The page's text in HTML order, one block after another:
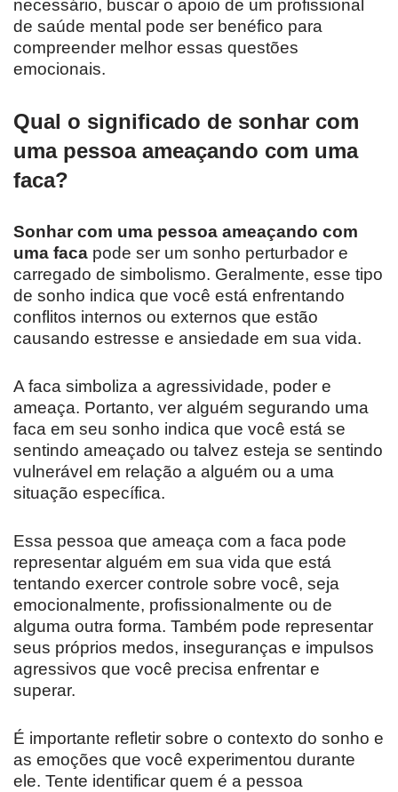
necessário, buscar o apoio de um profissional
de saúde mental pode ser benéfico para
compreender melhor essas questões
emocionais.
Qual o significado de sonhar com
uma pessoa ameaçando com uma
faca?
Sonhar com uma pessoa ameaçando com
uma faca pode ser um sonho perturbador e
carregado de simbolismo. Geralmente, esse tipo
de sonho indica que você está enfrentando
conflitos internos ou externos que estão
causando estresse e ansiedade em sua vida.
A faca simboliza a agressividade, poder e
ameaça. Portanto, ver alguém segurando uma
faca em seu sonho indica que você está se
sentindo ameaçado ou talvez esteja se sentindo
vulnerável em relação a alguém ou a uma
situação específica.
Essa pessoa que ameaça com a faca pode
representar alguém em sua vida que está
tentando exercer controle sobre você, seja
emocionalmente, profissionalmente ou de
alguma outra forma. Também pode representar
seus próprios medos, inseguranças e impulsos
agressivos que você precisa enfrentar e
superar.
É importante refletir sobre o contexto do sonho e
as emoções que você experimentou durante
ele. Tente identificar quem é a pessoa